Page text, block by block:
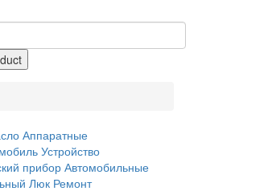
Аппаратные
Устройство
прибор Автомобильные
Люк Ремонт